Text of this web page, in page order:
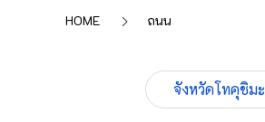
HOME ถนน
จังหวัดโทคุชิมะ